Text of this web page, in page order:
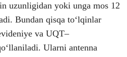
uzunligidan yoki unga mos 12
Bundan qisqa toʻlqinlar
va UQT–
Ularni antenna